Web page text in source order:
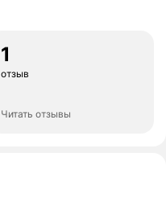
1
отзыв
Читать отзывы